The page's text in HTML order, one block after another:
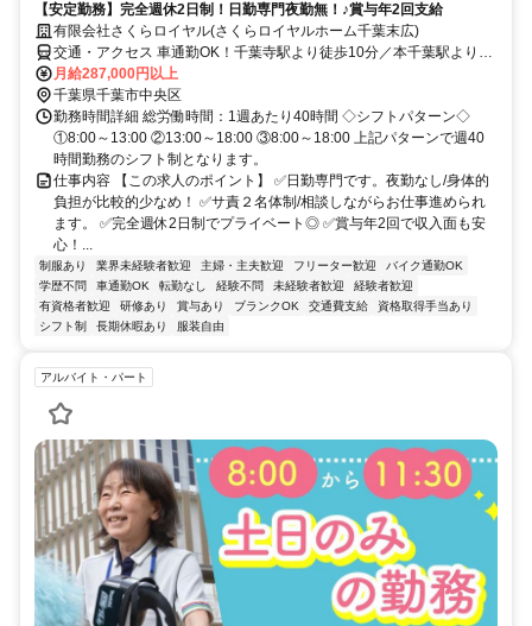
【安定勤務】完全週休2日制！日勤専門夜勤無！♪賞与年2回支給
有限会社さくらロイヤル(さくらロイヤルホーム千葉末広)
交通・アクセス 車通勤OK！千葉寺駅より徒歩10分／本千葉駅より徒
歩15分
月給287,000円以上
千葉県千葉市中央区
勤務時間詳細 総労働時間：1週あたり40時間 ◇シフトパターン◇
①8:00～13:00 ②13:00～18:00 ③8:00～18:00 上記パターンで週40
時間勤務のシフト制となります。
仕事内容 【この求人のポイント】 ✅日勤専門です。夜勤なし/身体的
負担が比較的少なめ！ ✅サ責２名体制/相談しながらお仕事進められ
ます。 ✅完全週休2日制でプライベート◎ ✅賞与年2回で収入面も安
心！...
制服あり 業界未経験者歓迎 主婦・主夫歓迎 フリーター歓迎
バイク通勤OK
学歴不問
車通勤OK 転勤なし 経験不問 未経験者歓迎
経験者歓迎
有資格者歓迎
研修あり 賞与あり ブランクOK 交通費支給
資格取得手当あり
シフト制
長期休暇あり 服装自由
アルバイト・パート